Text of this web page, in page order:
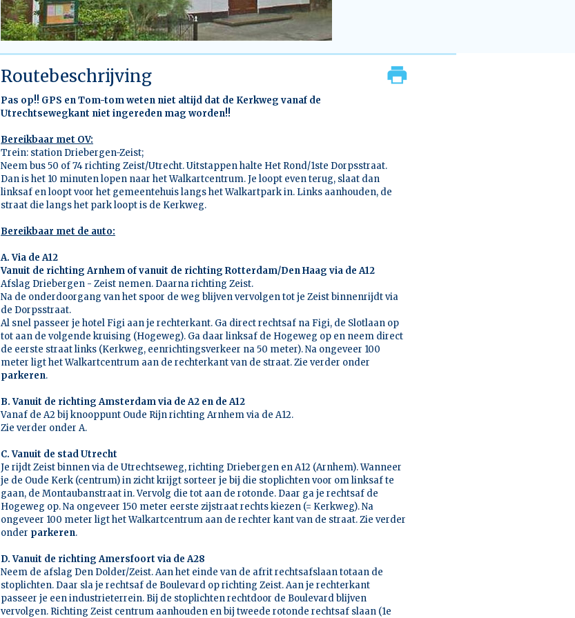
Routebeschrijving
Pas op!! GPS en Tom-tom weten niet altijd dat de Kerkweg vanaf de
Utrechtsewegkant niet ingereden mag worden!!
Bereikbaar met OV:
Trein: station Driebergen-Zeist;
Neem bus 50 of 74 richting Zeist/Utrecht. Uitstappen halte Het Rond/1ste Dorpsstraat.
Dan is het 10 minuten lopen naar het Walkartcentrum. Je loopt even terug, slaat dan
linksaf en loopt voor het gemeentehuis langs het Walkartpark in. Links aanhouden, de
straat die langs het park loopt is de Kerkweg.
Bereikbaar met de auto:
A. Via de A12
Vanuit de richting Arnhem of vanuit de richting Rotterdam/Den Haag via de A12
Afslag Driebergen - Zeist nemen. Daarna richting Zeist.
Na de onderdoorgang van het spoor de weg blijven vervolgen tot je Zeist binnenrijdt via
de Dorpsstraat.
Al snel passeer je hotel Figi aan je rechterkant. Ga direct rechtsaf na Figi, de Slotlaan op
tot aan de volgende kruising (Hogeweg). Ga daar linksaf de Hogeweg op en neem direct
de eerste straat links (Kerkweg, eenrichtingsverkeer na 50 meter). Na ongeveer 100
meter ligt het Walkartcentrum aan de rechterkant van de straat. Zie verder onder
parkeren.
B. Vanuit de richting Amsterdam via de A2 en de A12
Vanaf de A2 bij knooppunt Oude Rijn richting Arnhem via de A12.
Zie verder onder A.
C. Vanuit de stad Utrecht
Je rijdt Zeist binnen via de Utrechtseweg, richting Driebergen en A12 (Arnhem). Wanneer
je de Oude Kerk (centrum) in zicht krijgt sorteer je bij die stoplichten voor om linksaf te
gaan, de Montaubanstraat in. Vervolg die tot aan de rotonde. Daar ga je rechtsaf de
Hogeweg op. Na ongeveer 150 meter eerste zijstraat rechts kiezen (= Kerkweg). Na
ongeveer 100 meter ligt het Walkartcentrum aan de rechter kant van de straat. Zie verder
onder parkeren.
D. Vanuit de richting Amersfoort via de A28
Neem de afslag Den Dolder/Zeist. Aan het einde van de afrit rechtsafslaan totaan de
stoplichten. Daar sla je rechtsaf de Boulevard op richting Zeist. Aan je rechterkant
passeer je een industrieterrein. Bij de stoplichten rechtdoor de Boulevard blijven
vervolgen. Richting Zeist centrum aanhouden en bij tweede rotonde rechtsaf slaan (1e